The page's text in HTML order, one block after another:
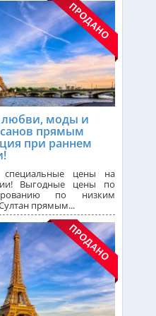
из Алматы
из Алматы
из Алматы
из Алматы
Финляндия из Алматы
из Алматы
любви, моды и
прямым
при раннем
специальные цены на
Выгодные цены по
по низким
прямым...